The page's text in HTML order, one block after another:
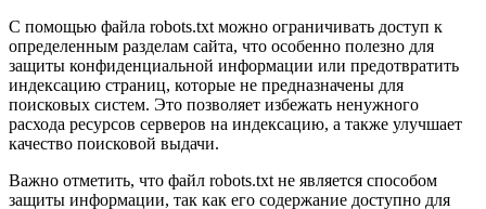
С помощью файла robots.txt можно ограничивать доступ к
определенным разделам сайта, что особенно полезно для
защиты конфиденциальной информации или предотвратить
индексацию страниц, которые не предназначены для
поисковых систем. Это позволяет избежать ненужного
расхода ресурсов серверов на индексацию, а также улучшает
качество поисковой выдачи.
Важно отметить, что файл robots.txt не является способом
защиты информации, так как его содержание доступно для